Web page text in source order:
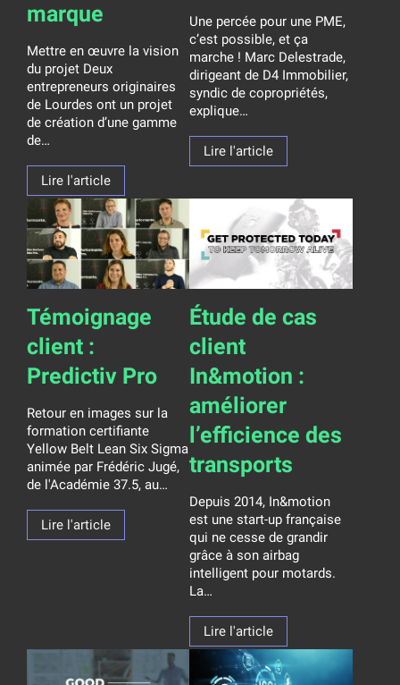
marque
Mettre en œuvre la vision
du projet Deux
entrepreneurs originaires
de Lourdes ont un projet
de création d’une gamme
de…
Lire l'article
Une percée pour une PME,
c’est possible, et ça
marche ! Marc Delestrade,
dirigeant de D4 Immobilier,
syndic de copropriétés,
explique…
Lire l'article
Témoignage
client :
Predictiv Pro
Retour en images sur la
formation certifiante
Yellow Belt Lean Six Sigma
animée par Frédéric Jugé,
de l'Académie 37.5, au…
Lire l'article
Étude de cas
client
In&motion :
améliorer
l’efficience des
transports
Depuis 2014, In&motion
est une start-up française
qui ne cesse de grandir
grâce à son airbag
intelligent pour motards.
La…
Lire l'article